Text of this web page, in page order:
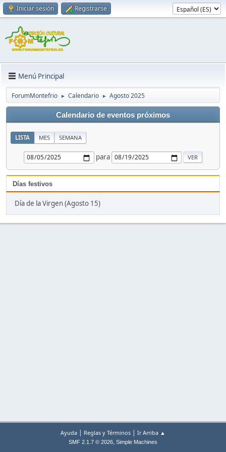
Iniciar sesión Registrarse
Menú Principal
ForumMontefrio ► Calendario ► Agosto 2025
Calendario de eventos próximos
LISTA MES SEMANA
para
Días festivos
Día de la Virgen (Agosto 15)
Ayuda | Reglas y Términos | Ir Arriba ▲
SMF 2.1.7 © 2026, Simple Machines